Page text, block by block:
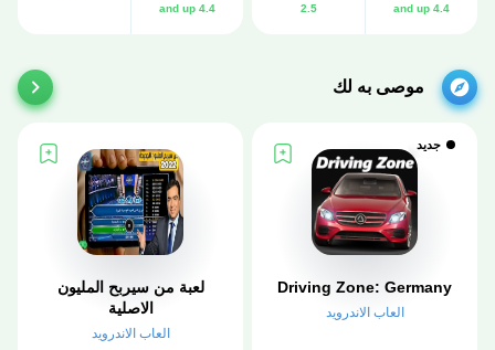
4.4 and up
2.5
4.4 and up
موصى به لك
جديد
Driving Zone: Germany
العاب الاندرويد
لعبة من سيربح المليون
الاصلية
العاب الاندرويد